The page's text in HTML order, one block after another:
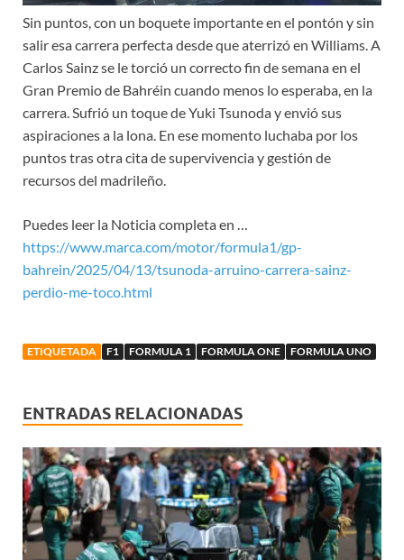
Sin puntos, con un boquete importante en el pontón y sin
salir esa carrera perfecta desde que aterrizó en Williams. A
Carlos Sainz se le torció un correcto fin de semana en el
Gran Premio de Bahréin cuando menos lo esperaba, en la
carrera. Sufrió un toque de Yuki Tsunoda y envió sus
aspiraciones a la lona. En ese momento luchaba por los
puntos tras otra cita de supervivencia y gestión de
recursos del madrileño.
Puedes leer la Noticia completa en …
https://www.marca.com/motor/formula1/gp-
bahrein/2025/04/13/tsunoda-arruino-carrera-sainz-
perdio-me-toco.html
ETIQUETADA F1 FORMULA 1 FORMULA ONE FORMULA UNO
ENTRADAS RELACIONADAS